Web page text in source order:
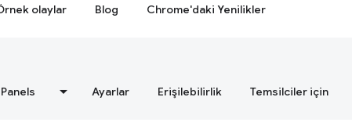
olaylar Blog Chrome'daki Yenilikler
Panels Ayarlar Erişilebilirlik Temsilciler için